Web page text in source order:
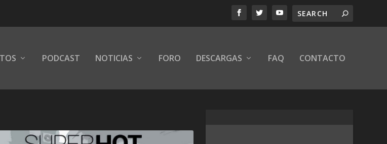
PODCAST NOTICIAS FORO DESCARGAS FAQ CONTACTO